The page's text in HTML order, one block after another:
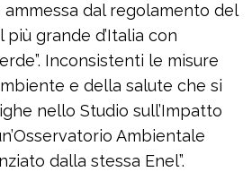
dal regolamento del
più grande d’Italia con
Inconsistenti le misure
e della salute che si
nello Studio sull’Impatto
Ambientale
dalla stessa Enel”.